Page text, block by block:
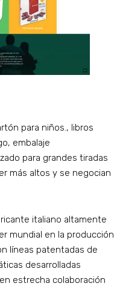
para niños., libros
embalaje
para grandes tiradas
más altos y se negocian
italiano altamente
mundial en la producción
líneas patentadas de
desarrolladas
estrecha colaboración